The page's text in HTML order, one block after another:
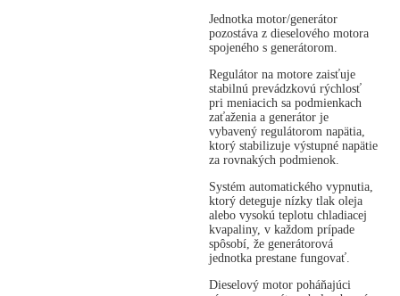
Jednotka motor/generátor
pozostáva z dieselového motora
spojeného s generátorom.
Regulátor na motore zaisťuje
stabilnú prevádzkovú rýchlosť
pri meniacich sa podmienkach
zaťaženia a generátor je
vybavený regulátorom napätia,
ktorý stabilizuje výstupné napätie
za rovnakých podmienok.
Systém automatického vypnutia,
ktorý deteguje nízky tlak oleja
alebo vysokú teplotu chladiacej
kvapaliny, v každom prípade
spôsobí, že generátorová
jednotka prestane fungovať.
Dieselový motor poháňajúci